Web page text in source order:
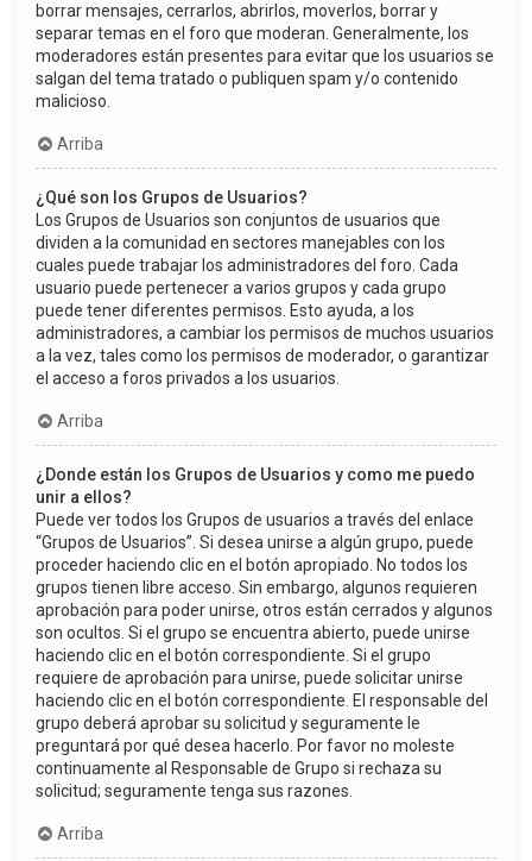
borrar mensajes, cerrarlos, abrirlos, moverlos, borrar y
separar temas en el foro que moderan. Generalmente, los
moderadores están presentes para evitar que los usuarios se
salgan del tema tratado o publiquen spam y/o contenido
malicioso.
Arriba
¿Qué son los Grupos de Usuarios?
Los Grupos de Usuarios son conjuntos de usuarios que
dividen a la comunidad en sectores manejables con los
cuales puede trabajar los administradores del foro. Cada
usuario puede pertenecer a varios grupos y cada grupo
puede tener diferentes permisos. Esto ayuda, a los
administradores, a cambiar los permisos de muchos usuarios
a la vez, tales como los permisos de moderador, o garantizar
el acceso a foros privados a los usuarios.
Arriba
¿Donde están los Grupos de Usuarios y como me puedo
unir a ellos?
Puede ver todos los Grupos de usuarios a través del enlace
“Grupos de Usuarios”. Si desea unirse a algún grupo, puede
proceder haciendo clic en el botón apropiado. No todos los
grupos tienen libre acceso. Sin embargo, algunos requieren
aprobación para poder unirse, otros están cerrados y algunos
son ocultos. Si el grupo se encuentra abierto, puede unirse
haciendo clic en el botón correspondiente. Si el grupo
requiere de aprobación para unirse, puede solicitar unirse
haciendo clic en el botón correspondiente. El responsable del
grupo deberá aprobar su solicitud y seguramente le
preguntará por qué desea hacerlo. Por favor no moleste
continuamente al Responsable de Grupo si rechaza su
solicitud; seguramente tenga sus razones.
Arriba